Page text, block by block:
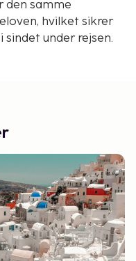
den samme
hvilket sikrer
under rejsen.